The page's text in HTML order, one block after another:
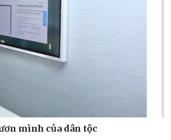
mình của dân tộc